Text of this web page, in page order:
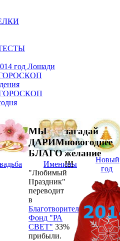
год Лошади
Именины
Новый
год
МЫ
ДАРИМ
БЛАГО
"Любимый
Праздник"
переводит
в
Благотворительный
Фонд "РА
СВЕТ" 33%
прибыли.
загадай
новогоднее
желание
!!!